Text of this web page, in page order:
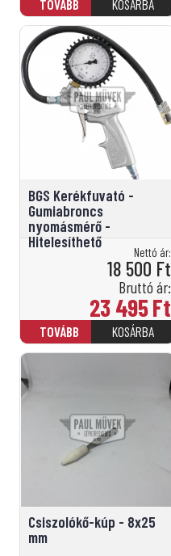
BGS Kerékfuvató -
Gumiabroncs
nyomásmérő -
Hitelesíthető
Nettó ár:
18 500 Ft
Bruttó ár:
23 495Ft
Csiszolókő-kúp - 8x25
mm